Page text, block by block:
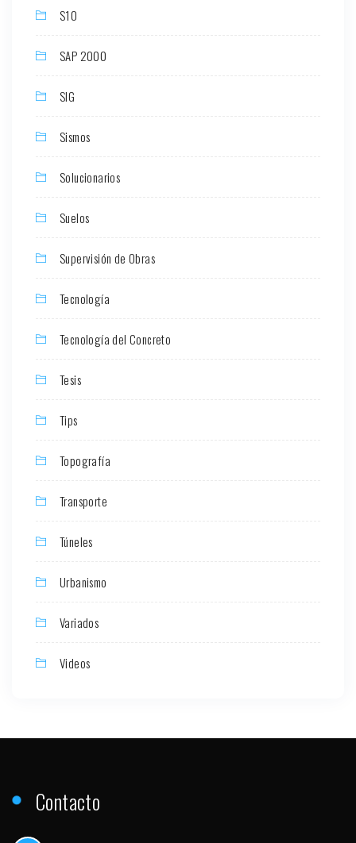
S10
SAP 2000
SIG
Sismos
Solucionarios
Suelos
Supervisión de Obras
Tecnología
Tecnología del Concreto
Tesis
Tips
Topografía
Transporte
Túneles
Urbanismo
Variados
Videos
Contacto